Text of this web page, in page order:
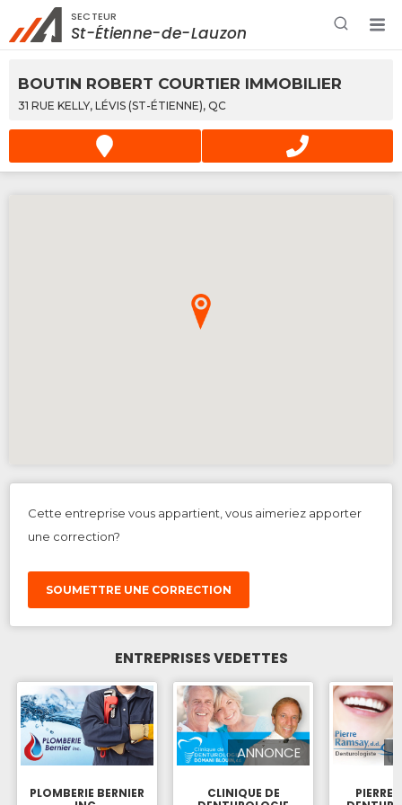
Rechercher à proximité - Entreprise / Rabais /
Services
SECTEUR
St-Étienne-de-Lauzon
BOUTIN ROBERT COURTIER IMMOBILIER
31 RUE KELLY, LÉVIS (ST-ÉTIENNE), QC
Cette entreprise vous appartient, vous aimeriez apporter
une correction?
SOUMETTRE UNE CORRECTION
ENTREPRISES VEDETTES
PLOMBERIE BERNIER
ANNONCE
CLINIQUE DE
PIERRE